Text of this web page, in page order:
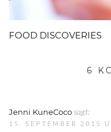
FOOD DISCOVERIES
6
Jenni KuneCocosagt:
15. SEPTEMBER 2015